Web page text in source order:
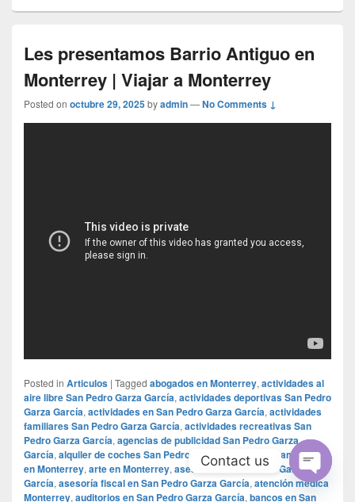
Les presentamos Barrio Antiguo en
Monterrey | Viajar a Monterrey
Posted on octubre 29, 2025byadmin—No Comments ↓
Posted in Articulos | Tagged abogados en Monterrey, actividades al
aire libre San Pedro Garza García, actividades deportivas San Pedro
Garza García, actividades en San Pedro Garza García, actividades
familiares San Pedro Garza García, actividades recreativas San
Pedro Garza García, agencias de publicidad San Pedro Garza
García, alquiler de coches San Pedro Garza García
apartamentos
en Monterrey, arte en Monterrey, asesoría en San Pedro Garza
García, asesoría fiscal en San Pedro Garza García, atención médica
Monterrey, auditorios en San Pedro Garza García, bancos en San
Contact us
Open